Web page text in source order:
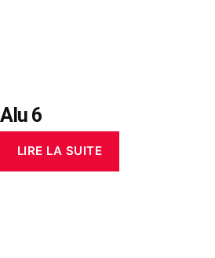
Alu 6
LIRE LA SUITE